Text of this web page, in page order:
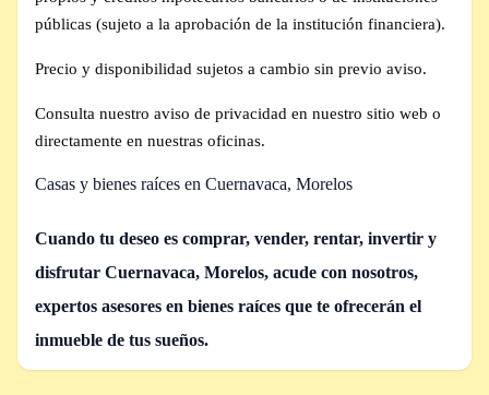
públicas (sujeto a la aprobación de la institución financiera).
Precio y disponibilidad sujetos a cambio sin previo aviso.
Consulta nuestro aviso de privacidad en nuestro sitio web o
directamente en nuestras oficinas.
Casas y bienes raíces en Cuernavaca, Morelos
Cuando tu deseo es comprar, vender, rentar, invertir y
disfrutar Cuernavaca, Morelos, acude con nosotros,
expertos asesores en bienes raíces que te ofrecerán el
inmueble de tus sueños.